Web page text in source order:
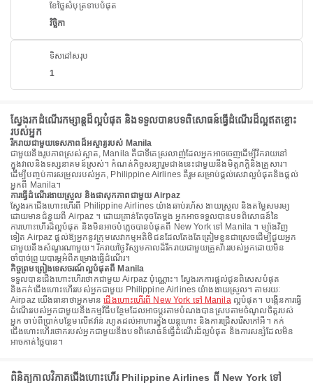
ខែថ្លៃសំបុត្រទាបបំផុត
វិច្ឆិកា
ទិសដៅសរុប
1
ស្វែងរកដំណើរកម្សាន្តដ៏ល្អបំផុត និងទទួលបានបទពិសោធន៍ធ្វើដំណើរដ៏ល្អឥតខ្ចោះ
របស់អ្នក
រីករាយជាមួយទេសភាពដ៏អស្ចារ្យរបស់ Manila
ជាមួយនឹងរូបភាពស្រស់ស្អាត, Manila គឺជាទីគេស្រលាញ់ដែលអ្នកអាចចេញដើម្បីរីករាយនៅ
ក្នុងវាលនិងទស្សនាគមន៍ស្រស់។ កំណត់កិច្ចសន្យារួមជាងនេះជាមួយនឹងមិត្តភក្តិនិងគ្រួសារ។
ដើម្បីបញ្ចប់ការសម្រួលរបស់អ្នក, Philippine Airlines គឺរួមសម្រាប់ផ្តល់សេវាល្អបំផុតនិងផ្តល់
អ្នកពី Manila។
ការធ្វើដំណើរងាយស្រួល និងផាសុកភាពជាមួយ Airpaz
ស្វែងរកជើងហោះហើរពី Philippine Airlines យ៉ាងឆាប់រហ័ស ងាយស្រួល និងតម្លៃសមរម្យ
ដោយមានជំនួយពី Airpaz ។ ដោយគ្រាន់តែចុចតែម្តង អ្នកអាចទទួលបានបទពិសោធន៍នៃ
ការហោះហើរដ៏ល្អបំផុត និងមិនអាចបំភ្លេចបានបំផុតពី New York ទៅ Manila ។ ម្យ៉ាងវិញ
ទៀត Airpaz ផ្តល់ឱ្យអ្នកនូវក្រុមសេវាកម្មអតិថិជនដែលតែងតែត្រៀមខ្លួនជាស្រេចដើម្បីជួយអ្នក
ជាមួយនឹងសំណួរណាមួយ។ រីករាយថ្ងៃវិស្សមកាលដ៏រីករាយជាមួយគ្រួសាររបស់អ្នកដោយមិន
ចាំបាច់ព្រួយបារម្ភអំពីគម្រោងធ្វើដំណើរ។
កិច្ចព្រមព្រៀងទេសចរណ៍ល្អបំផុតពី Manila
ទទួលបានជើងហោះហើរថោកជាមួយ Airpaz ប៉ុណ្ណោះ។ ស្វែងរកការផ្តល់ជូនពិសេសបំផុត
និងកក់ជើងហោះហើររបស់អ្នកជាមួយ Philippine Airlines យ៉ាងងាយស្រួល។ តាមរយៈ
Airpaz យើងធានាថាអ្នកមានជើងហោះហើរពី New York ទៅ Manilaល្អបំផុត។ បង្កើនការធ្វើ
ដំណើររបស់អ្នកជាមួយនឹងកម្មវិធីបន្ថែមដែលអាចប្ដូរតាមបំណងបានស្របតាមចំណូលចិត្តរបស់
អ្នក ចាប់ពីប្រាក់បន្ថែមលើឥវ៉ាន់ រហូតដល់អាហារក្នុងយន្តហោះ និងការជ្រើសរើសកៅអី។ កក់
ជើងហោះហើរថោករបស់អ្នកជាមួយនឹងបទពិសោធន៍ធ្វើដំណើរដ៏ល្អបំផុត និងការសន្សំដែលមិន
អាចកាត់ថ្លៃបាន។
ពិនិត្យកាលវិភាគជើងហោះហើរ Philippine Airlines ពី New York ទៅ